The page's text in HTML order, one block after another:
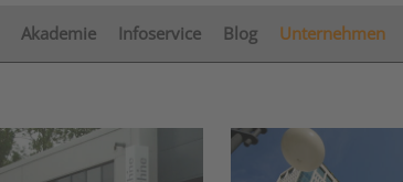
Akademie Infoservice Blog Unternehmen